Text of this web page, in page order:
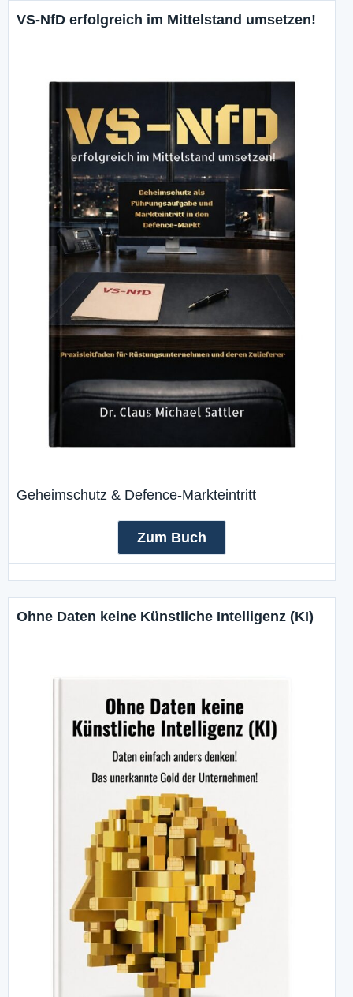
VS-NfD erfolgreich im Mittelstand umsetzen!
Geheimschutz & Defence-Markteintritt
Zum Buch
Ohne Daten keine Künstliche Intelligenz (KI)